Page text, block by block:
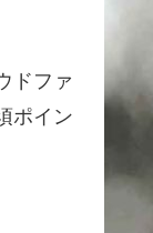
ドファ
ポイン